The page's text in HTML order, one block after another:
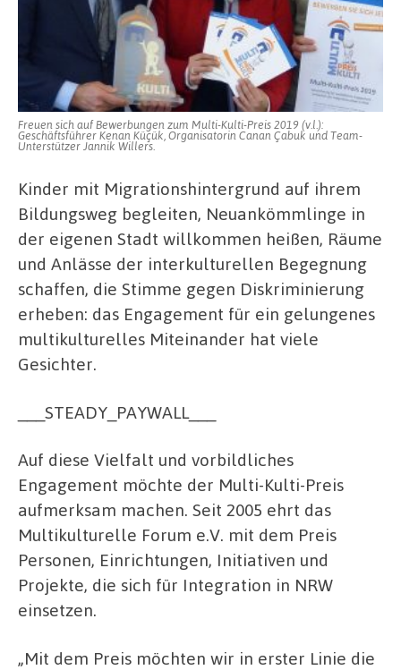
Freuen sich auf Bewerbungen zum Multi-Kulti-Preis 2019 (v.l.):
Geschäftsführer Kenan Küçük, Organisatorin Canan Çabuk und Team-
Unterstützer Jannik Willers.
Kinder mit Migrationshintergrund auf ihrem
Bildungsweg begleiten, Neuankömmlinge in
der eigenen Stadt willkommen heißen, Räume
und Anlässe der interkulturellen Begegnung
schaffen, die Stimme gegen Diskriminierung
erheben: das Engagement für ein gelungenes
multikulturelles Miteinander hat viele
Gesichter.
___STEADY_PAYWALL___
Auf diese Vielfalt und vorbildliches
Engagement möchte der Multi-Kulti-Preis
aufmerksam machen. Seit 2005 ehrt das
Multikulturelle Forum e.V. mit dem Preis
Personen, Einrichtungen, Initiativen und
Projekte, die sich für Integration in NRW
einsetzen.
„Mit dem Preis möchten wir in erster Linie die